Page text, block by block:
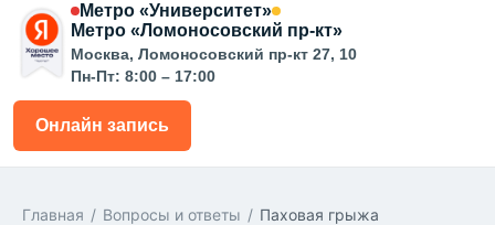
Метро «Университет»
Метро «Ломоносовский пр-кт»
Москва, Ломоносовский пр-кт 27, 10
Пн-Пт: 8:00 – 17:00
Онлайн запись
Главная / Вопросы и ответы / Паховая грыжа